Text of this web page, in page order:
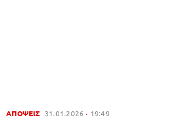
ΑΠΟΨΕΙΣ 31.01.2026 19:49